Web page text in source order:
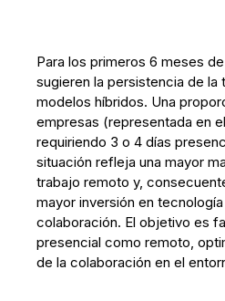
Para los primeros 6 meses
sugieren la persistencia de la
modelos híbridos. Una
empresas (representada en
requiriendo 3 o 4 días
situación refleja una mayor
trabajo remoto y,
mayor inversión en
colaboración. El objetivo es
presencial como remoto,
de la colaboración en el